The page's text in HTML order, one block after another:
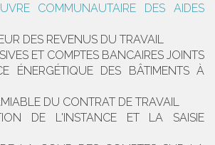
COMMUNAUTAIRE DES AIDES
DES REVENUS DU TRAVAIL
ET COMPTES BANCAIRES JOINTS
ÉNERGÉTIQUE DES BÂTIMENTS À
DU CONTRAT DE TRAVAIL
DE L'INSTANCE ET LA SAISIE